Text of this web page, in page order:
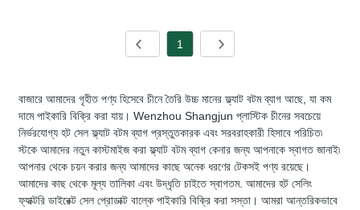
1
বাজারে আমাদের গৃহীত পণ্য হিসেবে চীনে তৈরি উচ্চ মানের ফ্ল্যাট বটম ব্যাগ আছে, যা কম
দামে পাইকারি বিক্রি করা যায়। Wenzhou Shangjun প্লাস্টিক চীনের সবচেয়ে
নির্ভরযোগ্য হট সেল ফ্ল্যাট বটম ব্যাগ প্রস্তুতকারক এবং সরবরাহকারী হিসাবে পরিচিত৷
স্টকে আমাদের নতুন কাস্টমাইজ করা ফ্ল্যাট বটম ব্যাগ কেনার জন্য আপনাকে স্বাগত জানাই৷
আপনার থেকে চয়ন করার জন্য আমাদের কাছে অনেক ধরণের টেকসই পণ্য রয়েছে।
আমাদের কাছ থেকে মূল্য তালিকা এবং উদ্ধৃতি চাইতে স্বাগতম. আমাদের হট সেলিং
ফ্যাক্টরি ডাইরেক্ট সেল প্রোডাক্ট বাল্কে পাইকারি বিক্রি করা সস্তা। আমরা আন্তরিকভাবে